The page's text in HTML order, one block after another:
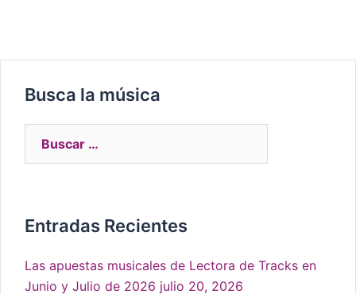
Busca la música
Entradas Recientes
Las apuestas musicales de Lectora de Tracks en
Junio y Julio de 2026 julio 20, 2026